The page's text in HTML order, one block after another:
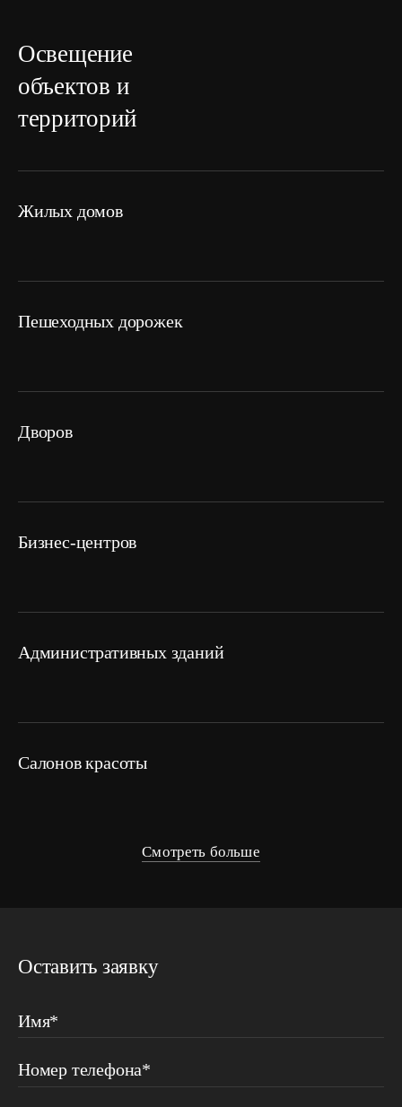
Освещение
объектов и
территорий
жилых домов
пешеходных дорожек
дворов
Бизнес-центров
административных зданий
салонов красоты
Смотреть больше
Оставить заявку
Имя*
Номер телефона*